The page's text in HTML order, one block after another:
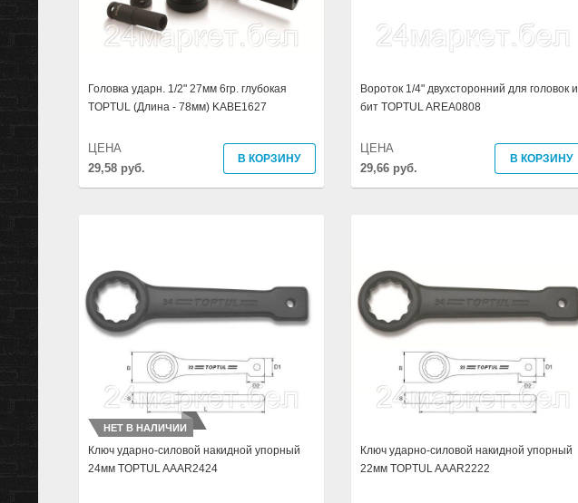
Головка ударн. 1/2" 27мм 6гр. глубокая
TOPTUL (Длина - 78мм) KABE1627
29,58 руб.
ЦЕНА
В КОРЗИНУ
Вороток 1/4" двухсторонний для головок и
бит TOPTUL AREA0808
29,66 руб.
ЦЕНА
В КОРЗИНУ
НЕТ В НАЛИЧИИ
Ключ ударно-силовой накидной упорный
24мм TOPTUL AAAR2424
Ключ ударно-силовой накидной упорный
22мм TOPTUL AAAR2222